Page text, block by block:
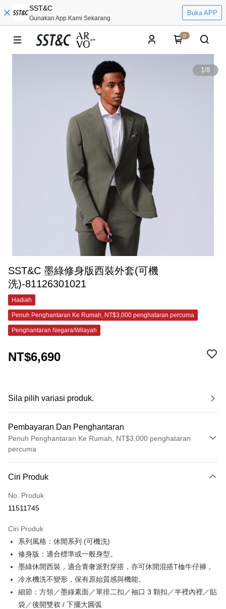
SST&C
Gunakan App Kami Sekarang
Buka APP
0
1/8
SST&C 墨綠修身版西裝外套(可機
洗)-81126301021
Hadiah
Penuh Penghantaran Ke Rumah, NT$3,000 penghataran percuma
Penghantaran Negara/Wilayah
NT$6,690
Sila pilih variasi produk.
Pembayaran Dan Penghantaran
Penuh Penghantaran Ke Rumah, NT$3,000 penghataran
percuma
Kad Kredit (Bayaran Penuh)
Ansuran Kad Kredit
Taiwan Cooperative Bank
Hua Nan Commercial
Bank
Chang Hwa Commercial
Bank
The Shanghai
Commercial & Savings
Bank
Bank Komersial Taipei
Fubon
Bank Cathay United
Mega International
6 ansuran pada kadar faedah 0,
ansuran
Taiwan Cooperative Bank
Hua Nan Commercial Bank
Chang Hwa Commercial Bank
The Shanghai Commercial &
Savings Bank
Bank Komersial Taipei Fubon
Bank Cathay United
LINE Pay
Apple Pay
JKOPAY
Ciri Produk
No. Produk
11511745
Ciri Produk
系列風格：休閒系列 (可機洗)
修身版：適合標準或一般身型。
墨綠休閒西裝，適合青奢派對穿搭，亦可休閒混搭T桖牛仔褲 。
冷水機洗不變形，保有原始質感與機能。
細節：方領／墨綠素面／單排二扣／袖口 3 顆扣／半裡內裡／貼
袋／後開雙衩 / 下擺大圓弧